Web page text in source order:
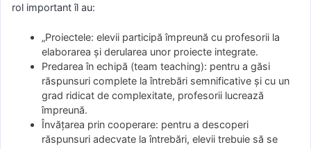
rol important îl au:
„Proiectele: elevii participă împreună cu profesorii la
elaborarea şi derularea unor proiecte integrate.
Predarea în echipă (team teaching): pentru a găsi
răspunsuri complete la întrebări semnificative şi cu un
grad ridicat de complexitate, profesorii lucrează
împreună.
Învăţarea prin cooperare: pentru a descoperi
răspunsuri adecvate la întrebări, elevii trebuie să se